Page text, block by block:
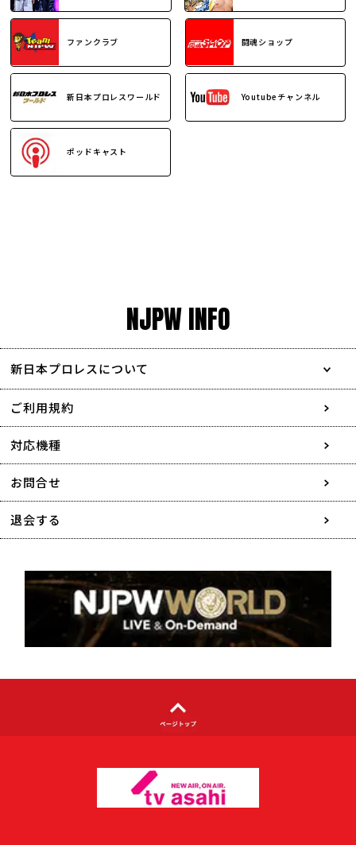
ファンクラブ 闘魂ショップ
新日本プロレスワールド Youtubeチャンネル
ポッドキャスト
NJPW INFO
新日本プロレスについて
会社情報
採用情報
協賛・広告媒体のご案内
特定商取引に関する表記
著作権について
利用者情報の外部送信について
ご利用規約
対応機種
お問合せ
退会する